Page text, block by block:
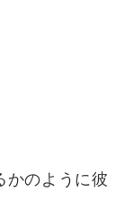
かのように彼